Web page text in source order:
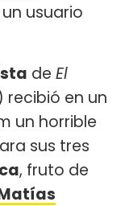
usuario
de El
recibió en un
un horrible
sus tres
, fruto de